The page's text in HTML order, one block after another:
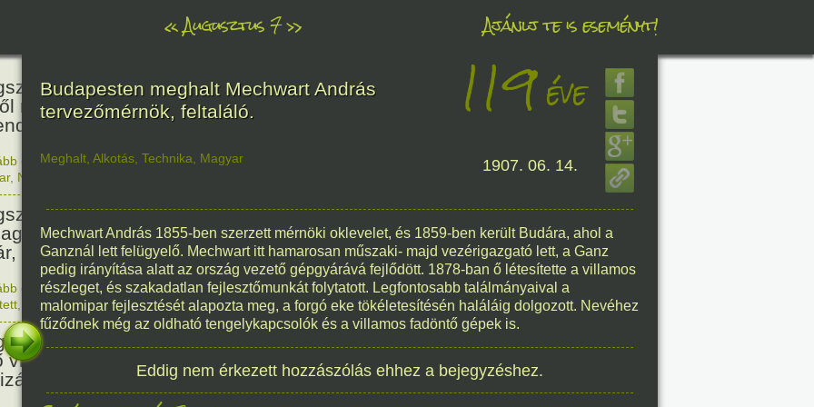
«Augusztus 7» Ajánlj te is eseményt!
Báthori Erzsébet,
rémséges és kegyetlen
éltek.
466
olvasom|Nincs hozzászólás, szólj hozzá!
, Nő
Kondor Gusztáv
matematikus, egyetemi
akadémikus.
201éve
olvasom |Nincs hozzászólás, szólj hozzá!
Technika,Magyar 1825. 08. 07.
Mata Hari, a híres
világháborús táncosnő,
és kém.
150éve
Budapesten meghalt Mechwart András
tervezőmérnök, feltaláló.
119éve
Meghalt Alkotás Technika Magyar 1907. 06. 14.
Mechwart András 1855-ben szerzett mérnöki oklevelet, és 1859-ben került Budára, ahol a
Ganznál lett felügyelő. Mechwart itt hamarosan műszaki- majd vezérigazgató lett, a Ganz
pedig irányítása alatt az ország vezető gépgyárává fejlődött. 1878-ban ő létesítette a villamos
részleget, és szakadatlan fejlesztőmunkát folytatott. Legfontosabb találmányaival a
malomipar fejlesztését alapozta meg, a forgó eke tökéletesítésén haláláig dolgozott. Nevéhez
fűződnek még az oldható tengelykapcsolók és a villamos fadöntő gépek is.
Eddig nem érkezett hozzászólás ehhez a bejegyzéshez.